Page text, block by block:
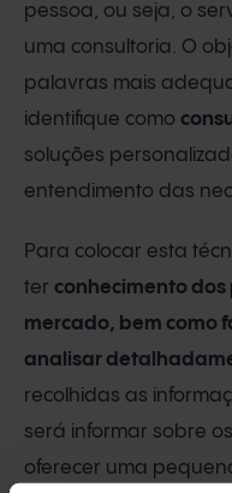
pessoa, ou seja, o
uma consultoria. O
palavras mais
identifique como
soluções
entendimento das
Para colocar esta
ter conhecimento dos
mercado, bem como
analisar
recolhidas as
será informar sobre
oferecer uma